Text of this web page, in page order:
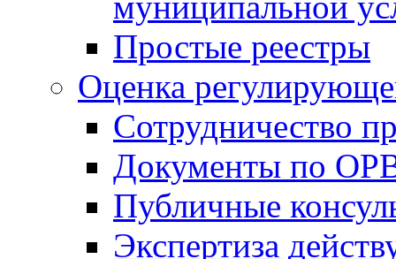
Простые реестры
Оценка
Сотрудничество
Документы по
Публичные
Экспертиза